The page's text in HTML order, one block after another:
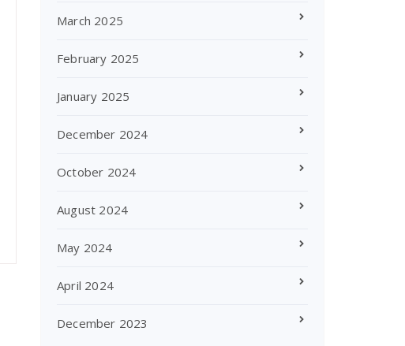
March 2025
February 2025
January 2025
December 2024
October 2024
August 2024
May 2024
April 2024
December 2023